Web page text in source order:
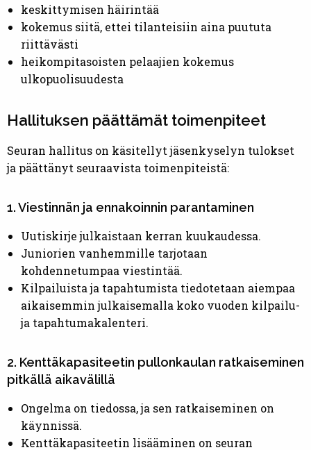
keskittymisen häirintää
kokemus siitä, ettei tilanteisiin aina puututa
riittävästi
heikompitasoisten pelaajien kokemus
ulkopuolisuudesta
Hallituksen päättämät toimenpiteet
Seuran hallitus on käsitellyt jäsenkyselyn tulokset
ja päättänyt seuraavista toimenpiteistä:
1. Viestinnän ja ennakoinnin parantaminen
Uutiskirje julkaistaan kerran kuukaudessa.
Juniorien vanhemmille tarjotaan
kohdennetumpaa viestintää.
Kilpailuista ja tapahtumista tiedotetaan aiempaa
aikaisemmin julkaisemalla koko vuoden kilpailu-
ja tapahtumakalenteri.
2. Kenttäkapasiteetin pullonkaulan ratkaiseminen
pitkällä aikavälillä
Ongelma on tiedossa, ja sen ratkaiseminen on
käynnissä.
Kenttäkapasiteetin lisääminen on seuran